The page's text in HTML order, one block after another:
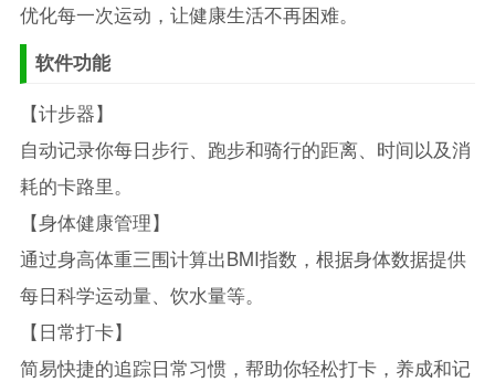
优化每一次运动，让健康生活不再困难。
软件功能
【计步器】
自动记录你每日步行、跑步和骑行的距离、时间以及消
耗的卡路里。
【身体健康管理】
通过身高体重三围计算出BMI指数，根据身体数据提供
每日科学运动量、饮水量等。
【日常打卡】
简易快捷的追踪日常习惯，帮助你轻松打卡，养成和记